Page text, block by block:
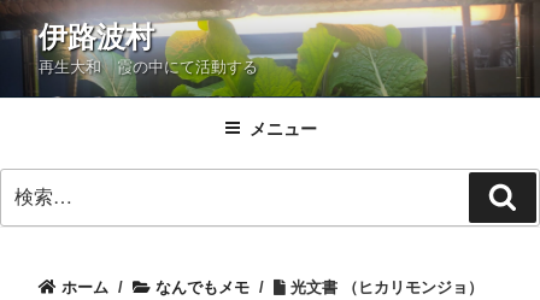
コ
ン
ン
ス
伊路波村
再生大和 霞の中にて活動する
メニュー
索:
索
ホーム / なんでもメモ /
光文書 （ヒカリモンジョ）